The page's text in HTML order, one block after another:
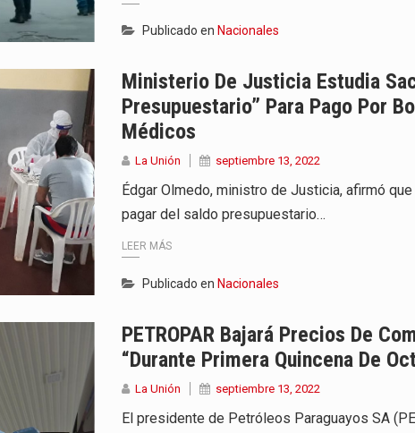
Publicado en Nacionales
Ministerio De Justicia Estudia
Presupuestario” Para Pago Por
Médicos
La Unión septiembre 13, 2022
Édgar Olmedo, ministro de Justicia, afirmó
pagar del saldo presupuestario…
LEER MÁS
Publicado en Nacionales
PETROPAR Bajará Precios De
“durante Primera Quincena De
La Unión septiembre 13, 2022
El presidente de Petróleos Paraguayos SA